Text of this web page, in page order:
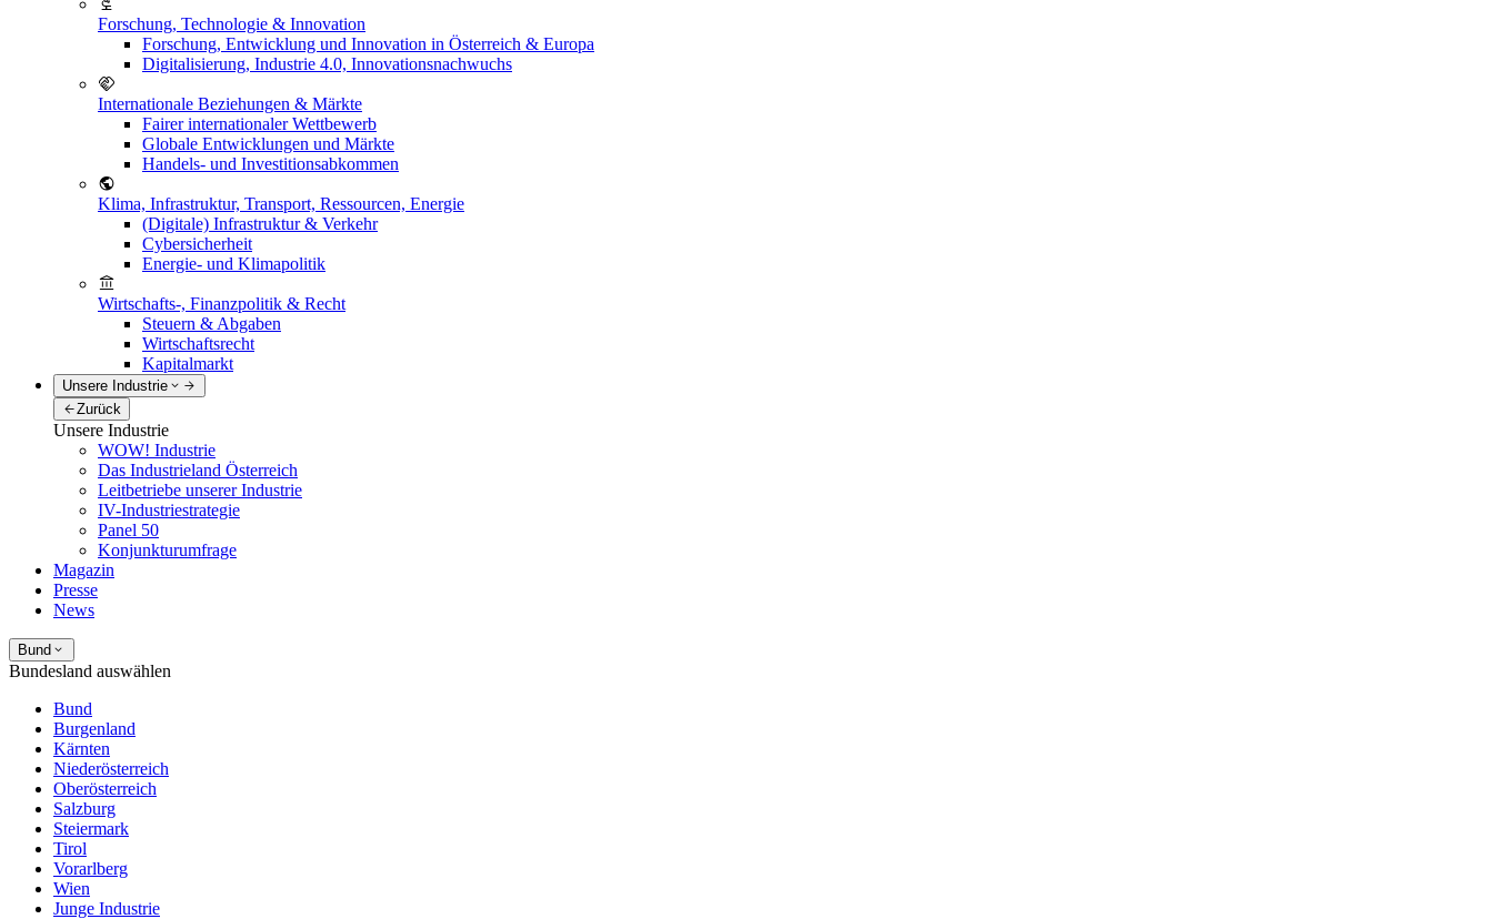
Forschung, Technologie & Innovation
Forschung, Entwicklung und Innovation in Österreich & Europa
Digitalisierung, Industrie 4.0, Innovationsnachwuchs
Internationale Beziehungen & Märkte
Fairer internationaler Wettbewerb
Globale Entwicklungen und Märkte
Handels- und Investitionsabkommen
Klima, Infrastruktur, Transport, Ressourcen, Energie
(Digitale) Infrastruktur & Verkehr
Cybersicherheit
Energie- und Klimapolitik
Wirtschafts-, Finanzpolitik & Recht
Steuern & Abgaben
Wirtschaftsrecht
Kapitalmarkt
Unsere Industrie
Zurück
Unsere Industrie
WOW! Industrie
Das Industrieland Österreich
Leitbetriebe unserer Industrie
IV-Industriestrategie
Panel 50
Konjunkturumfrage
Magazin
Presse
News
Bund
Bundesland auswählen
Bund
Burgenland
Kärnten
Niederösterreich
Oberösterreich
Salzburg
Steiermark
Tirol
Vorarlberg
Wien
Junge Industrie